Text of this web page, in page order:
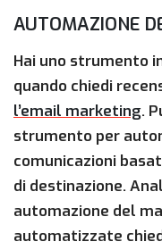
AUTOMAZIONE
Hai uno strumento
quando chiedi
l’email marketing.
strumento per
comunicazioni
di destinazione.
automazione del
automatizzate